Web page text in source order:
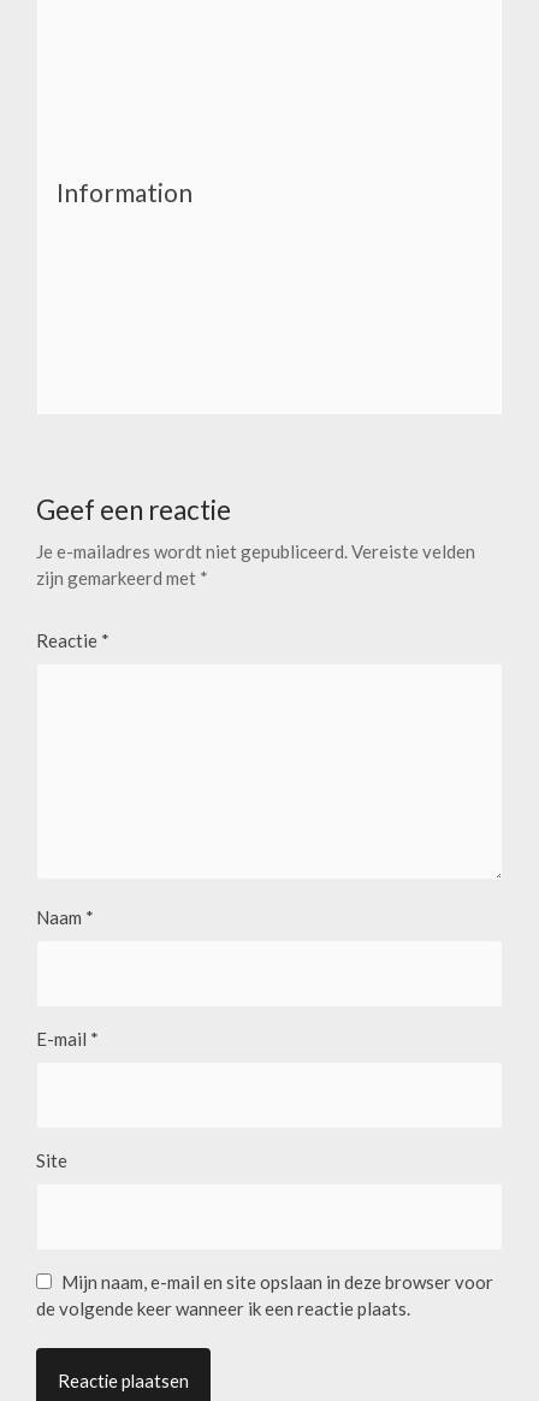
Information
Geef een reactie
Je e-mailadres wordt niet gepubliceerd. Vereiste velden
zijn gemarkeerd met *
Reactie *
Naam *
E-mail *
Site
Mijn naam, e-mail en site opslaan in deze browser voor
de volgende keer wanneer ik een reactie plaats.